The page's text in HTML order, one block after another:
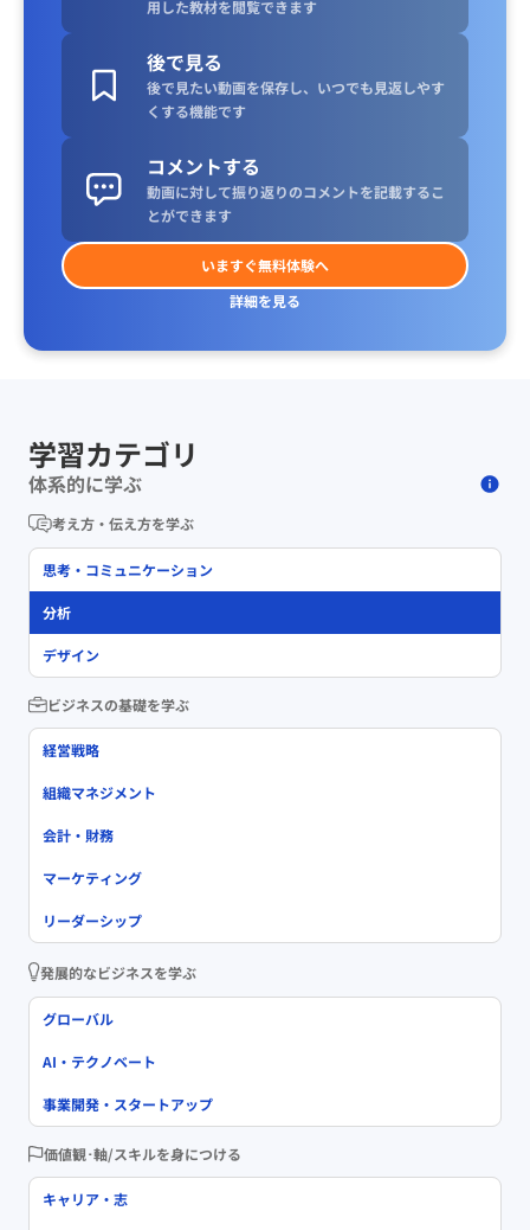
用した教材を閲覧できます
後で見る
後で見たい動画を保存し、いつでも見返しやす
くする機能です
コメントする
動画に対して振り返りのコメントを記載するこ
とができます
いますぐ無料体験へ
詳細を見る
学習カテゴリ
体系的に学ぶ
考え方・伝え方を学ぶ
思考・コミュニケーション
分析
デザイン
ビジネスの基礎を学ぶ
経営戦略
組織マネジメント
会計・財務
マーケティング
リーダーシップ
発展的なビジネスを学ぶ
グローバル
AI・テクノベート
事業開発・スタートアップ
価値観･軸/スキルを身につける
キャリア・志